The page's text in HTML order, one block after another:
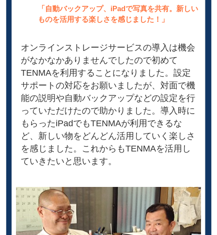
「自動バックアップ、iPadで写真を共有。新しい
ものを活用する楽しさを感じました！」
オンラインストレージサービスの導入は機会
がなかなかありませんでしたので初めて
TENMAを利用することになりました。設定
サポートの対応をお願いましたが、対面で機
能の説明や自動バックアップなどの設定を行
っていただけたので助かりました。導入時に
もらったiPadでもTENMAが利用できるな
ど、新しい物をどんどん活用していく楽しさ
を感じました。これからもTENMAを活用し
ていきたいと思います。